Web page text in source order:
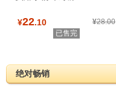
¥22.10 ¥28.00
已售完
绝对畅销